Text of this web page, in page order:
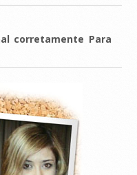
corretamente Para